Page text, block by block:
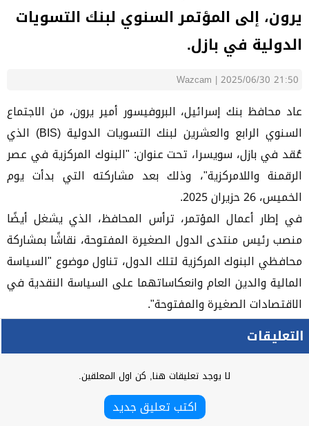
يرون، إلى المؤتمر السنوي لبنك التسويات
الدولية في بازل.
Wazcam | 2025/06/30 21:50
عاد محافظ بنك إسرائيل، البروفيسور أمير يرون، من الاجتماع
السنوي الرابع والعشرين لبنك التسويات الدولية (BIS) الذي
عُقد في بازل، سويسرا، تحت عنوان: "البنوك المركزية في عصر
الرقمنة واللامركزية"، وذلك بعد مشاركته التي بدأت يوم
الخميس، 26 حزيران 2025.
في إطار أعمال المؤتمر، ترأس المحافظ، الذي يشغل أيضًا
منصب رئيس منتدى الدول الصغيرة المفتوحة، نقاشًا بمشاركة
محافظي البنوك المركزية لتلك الدول، تناول موضوع "السياسة
المالية والدين العام وانعكاساتهما على السياسة النقدية في
الاقتصادات الصغيرة والمفتوحة".
التعليقات
لا يوجد تعليقات هنا, كن اول المعلقين.
اكتب تعليق جديد